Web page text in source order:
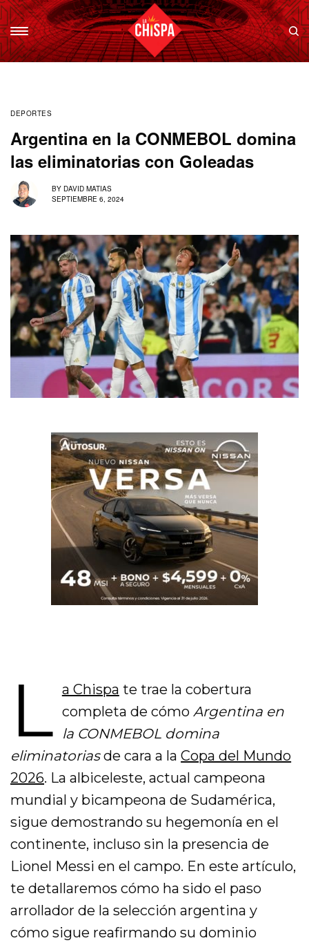
DEPORTES
Argentina en la CONMEBOL domina
las eliminatorias con Goleadas
BY DAVID MATIAS
SEPTIEMBRE 6, 2024
L a Chispa te trae la cobertura
completa de cómo Argentina en
la CONMEBOL domina
eliminatoriasde cara a laCopa del Mundo
2026. La albiceleste, actual campeona
mundial y bicampeona de Sudamérica,
sigue demostrando su hegemonía en el
continente, incluso sin la presencia de
Lionel Messi en el campo. En este artículo,
te detallaremos cómo ha sido el paso
arrollador de la selección argentina y
cómo sigue reafirmando su dominio